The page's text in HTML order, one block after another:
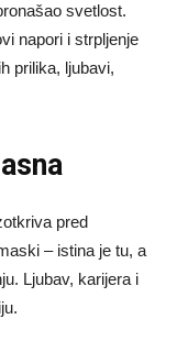
svetlost.
napori i strpljenje
prilika, ljubavi,
pred
– istina je tu, a
Ljubav, karijera i